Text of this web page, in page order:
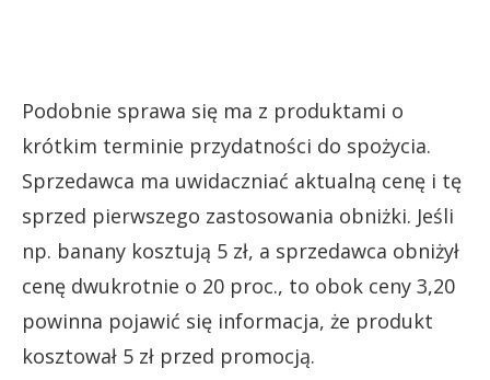
Podobnie sprawa się ma z produktami o
krótkim terminie przydatności do spożycia.
Sprzedawca ma uwidaczniać aktualną cenę i tę
sprzed pierwszego zastosowania obniżki. Jeśli
np. banany kosztują 5 zł, a sprzedawca obniżył
cenę dwukrotnie o 20 proc., to obok ceny 3,20
powinna pojawić się informacja, że produkt
kosztował 5 zł przed promocją.